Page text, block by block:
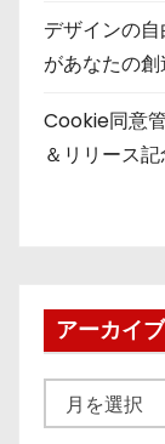
デザインの
があなたの
Cookie同意
＆リリース
アーカイブ
ー